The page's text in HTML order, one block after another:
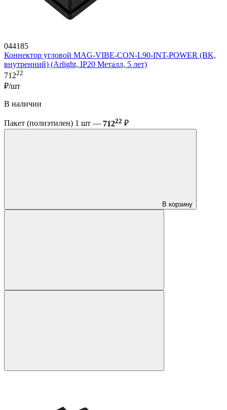
044185
Коннектор угловой MAG-VIBE-CON-L90-INT-POWER (BK,
внутренний) (Arlight, IP20 Металл, 5 лет)
71222
₽/шт
В наличии
Пакет (полиэтилен) 1 шт — 71222 ₽
В корзину